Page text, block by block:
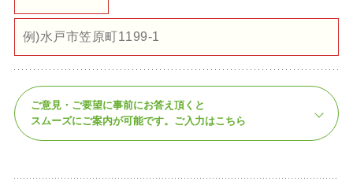
ご意見・ご要望に事前にお答え頂くと
スムーズにご案内が可能です。 ご入力はこちら